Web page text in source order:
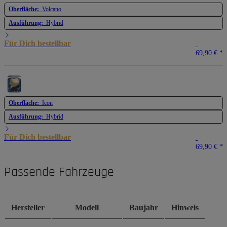
Oberfläche: Volcano
Ausführung: Hybrid
Für Dich bestellbar
69,90 € *
Oberfläche: Icon
Ausführung: Hybrid
Für Dich bestellbar
69,90 € *
Passende Fahrzeuge
Hersteller Modell Baujahr Hinweis